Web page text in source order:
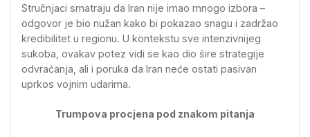
Stručnjaci smatraju da Iran nije imao mnogo izbora –
odgovor je bio nužan kako bi pokazao snagu i zadržao
kredibilitet u regionu. U kontekstu sve intenzivnijeg
sukoba, ovakav potez vidi se kao dio šire strategije
odvraćanja, ali i poruka da Iran neće ostati pasivan
uprkos vojnim udarima.
Trumpova procjena pod znakom pitanja